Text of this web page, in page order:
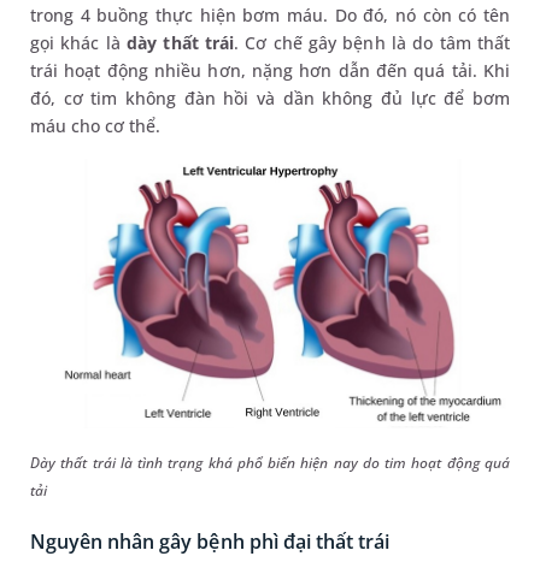
trong 4 buồng thực hiện bơm máu. Do đó, nó còn có tên
gọi khác làdày thất trái. Cơ chế gây bệnh là do tâm thất
trái hoạt động nhiều hơn, nặng hơn dẫn đến quá tải. Khi
đó, cơ tim không đàn hồi và dần không đủ lực để bơm
máu cho cơ thể.
Dày thất trái là tình trạng khá phổ biến hiện nay do tim hoạt động quá
tải
Nguyên nhân gây bệnh phì đại thất trái